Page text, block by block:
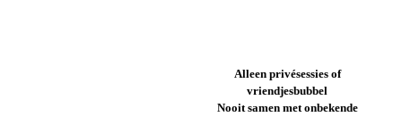
Alleen privésessies of
vriendjesbubbel
Nooit samen met onbekende